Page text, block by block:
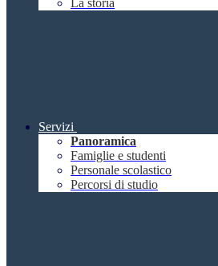
La storia
Servizi
Panoramica
Famiglie e studenti
Personale scolastico
Percorsi di studio